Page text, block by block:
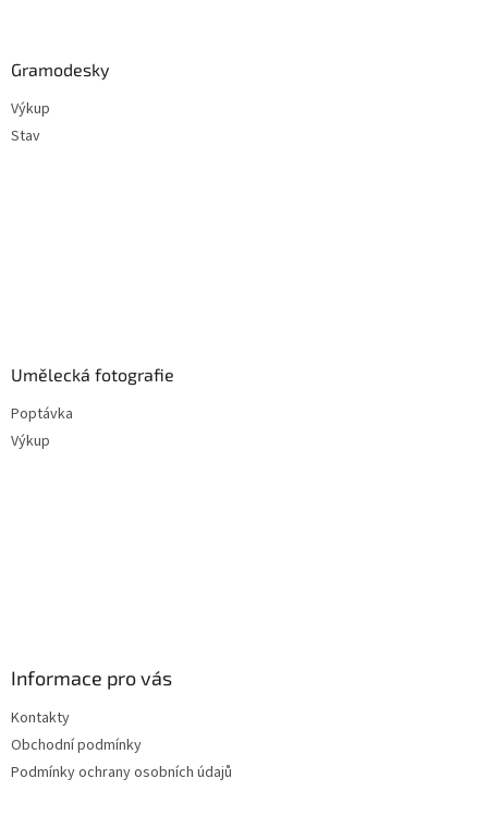
Gramodesky
Výkup
Stav
Umělecká fotografie
Poptávka
Výkup
Informace pro vás
Kontakty
Obchodní podmínky
Podmínky ochrany osobních údajů